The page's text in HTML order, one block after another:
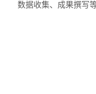
数据收集、成果撰写